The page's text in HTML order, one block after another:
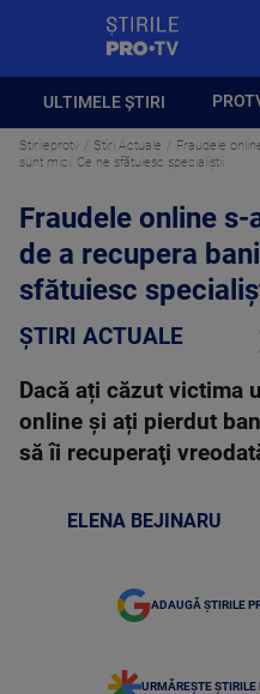
ULTIMELE ȘTIRI
Stirileprotv Știri Actuale
Fraudele
sunt mici. Ce ne sfătuiesc specialiștii
Fraudele online
de a recupera
sfătuiesc
ȘTIRI ACTUALE
Dacă ați căzut victima
online şi ați pierdut
să îi recuperaţi
ELENA BEJINARU
ADAUGĂ ȘTIRILE
URMĂREȘTE ȘTIRILE